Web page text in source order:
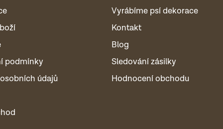
podmínky
údajů
Vyrábíme psí dekorace
Kontakt
Blog
Sledování zásilky
Hodnocení obchodu